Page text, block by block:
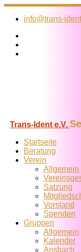
Zum
Inhalt
info@trans-
Trans-Ident e.V.
Startseite
Beratung
Verein
Allgemein
Satzung
Vorstand
Spenden
Gruppen
Allgemein
Kalender
Ansbach